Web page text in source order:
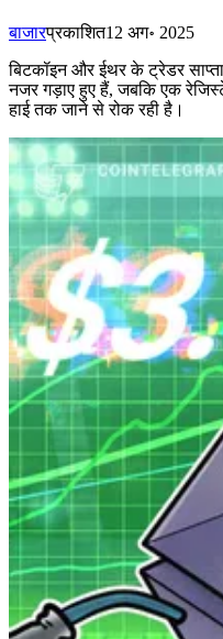
बाजारप्रकाशित12 अग॰ 2025
बिटकॉइन और ईथर के ट्रेडर
नजर गड़ाए हुए हैं, जबकि एक
हाई तक जाने से रोक रही है।